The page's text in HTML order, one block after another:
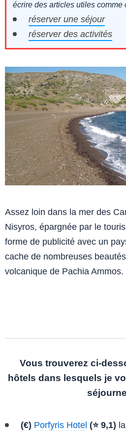
écrire des articles utiles comme
réserver une séjour
réserver des activités
Assez loin dans la mer des
Nisyros, épargnée par le
forme de publicité avec un
cache de nombreuses
volcanique de Pachia Ammos.
Vous trouverez ci-
hôtels dans lesquels je
(€) Porfyris Hotel (⭐ 9,1)